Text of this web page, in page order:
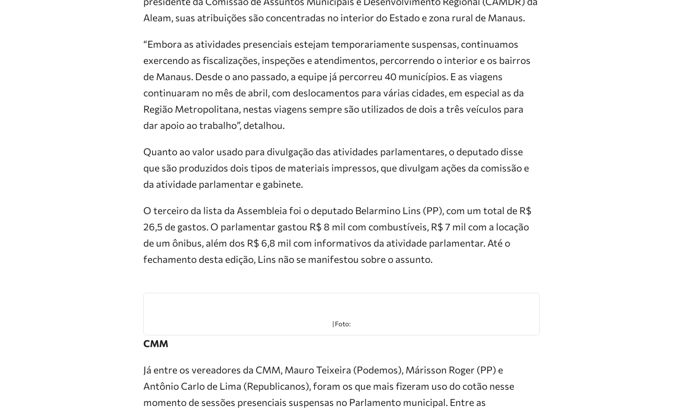
Aleam, suas atribuições são concentradas no interior do Estado e zona rural de Manaus.
“Embora as atividades presenciais estejam temporariamente suspensas, continuamos
exercendo as fiscalizações, inspeções e atendimentos, percorrendo o interior e os bairros
de Manaus. Desde o ano passado, a equipe já percorreu 40 municípios. E as viagens
continuaram no mês de abril, com deslocamentos para várias cidades, em especial as da
Região Metropolitana, nestas viagens sempre são utilizados de dois a três veículos para
dar apoio ao trabalho”, detalhou.
Quanto ao valor usado para divulgação das atividades parlamentares, o deputado disse
que são produzidos dois tipos de materiais impressos, que divulgam ações da comissão e
da atividade parlamentar e gabinete.
O terceiro da lista da Assembleia foi o deputado Belarmino Lins (PP), com um total de R$
26,5 de gastos. O parlamentar gastou R$ 8 mil com combustíveis, R$ 7 mil com a locação
de um ônibus, além dos R$ 6,8 mil com informativos da atividade parlamentar. Até o
fechamento desta edição, Lins não se manifestou sobre o assunto.
| Foto:
CMM
Já entre os vereadores da CMM, Mauro Teixeira (Podemos), Márisson Roger (PP) e
Antônio Carlo de Lima (Republicanos), foram os que mais fizeram uso do cotão nesse
momento de sessões presenciais suspensas no Parlamento municipal. Entre as